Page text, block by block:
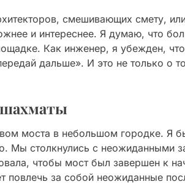
смешивающих смету,
и интереснее. Я думаю, что
Как инженер, я убежден,
дальше». И это не только о
шахматы
моста в небольшом городке. Я
Мы столкнулись с неожиданными
чтобы мост был завершен к
за собой неожиданные